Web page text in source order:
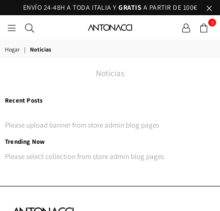
ENVÍO 24-48H A TODA ITALIA Y GRATIS A PARTIR DE 100€
ANTONACCI
0
Hogar | Noticias
Noticias
Recent Posts
Please upload banner from store admin blog pages
Trending Now
Please select collection from store admin blog pages